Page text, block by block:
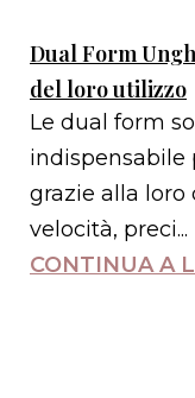
Dual Form
del loro utilizzo
Le dual form
indispensabile
grazie alla
velocità, preci...
CONTINUA A